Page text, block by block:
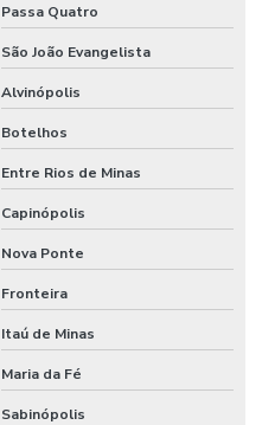
Passa Quatro
São João Evangelista
Alvinópolis
Botelhos
Entre Rios de Minas
Capinópolis
Nova Ponte
Fronteira
Itaú de Minas
Maria da Fé
Sabinópolis